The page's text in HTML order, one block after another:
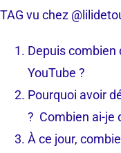
TAG vu chez
Depuis combien
YouTube ?
Pourquoi avoir
? Combien ai-je
À ce jour,